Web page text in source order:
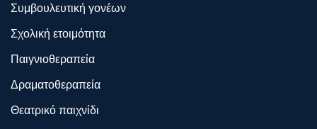
Συμβουλευτική γονέων
Σχολική ετοιμότητα
Παιγνιοθεραπεία
Δραματοθεραπεία
Θεατρικό παιχνίδι